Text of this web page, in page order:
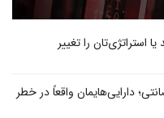
استراتژی‌تان را تغییر
دارایی‌هایمان واقعاً در خطر